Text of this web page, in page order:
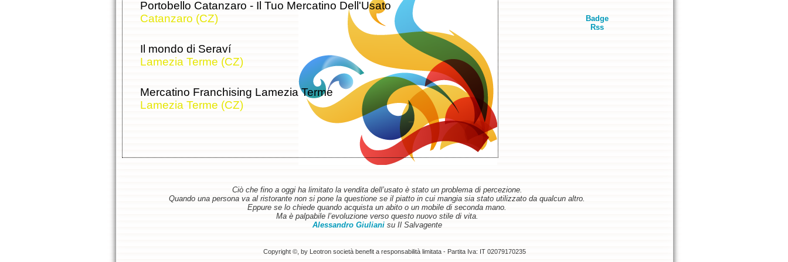
Badge
Rss
Portobello Catanzaro - Il Tuo Mercatino Dell'Usato
Catanzaro (CZ)
Il mondo di Seraví
Lamezia Terme (CZ)
Mercatino Franchising Lamezia Terme
Lamezia Terme (CZ)
Ciò che fino a oggi ha limitato la vendita dell’usato è stato un problema di percezione.
Quando una persona va al ristorante non si pone la questione se il piatto in cui mangia sia stato utilizzato da qualcun altro.
Eppure se lo chiede quando acquista un abito o un mobile di seconda mano.
Ma è palpabile l’evoluzione verso questo nuovo stile di vita.
Alessandro Giulianisu Il Salvagente
Copyright ©, by Leotron società benefit a responsabilità limitata - Partita Iva: IT 02079170235